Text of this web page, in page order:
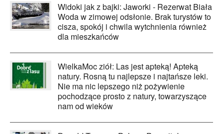
Widoki jak z bajki: Jaworki - Rezerwat Biała
Woda w zimowej odsłonie. Brak turystów to
cisza, spokój i chwila wytchnienia również
dla mieszkańców
WielkaMoc ziół: Las jest apteką! Apteką
natury. Rosną tu najlepsze i najtańsze leki.
Nie ma nic lepszego niż pożywienie
pochodzące prosto z natury, towarzyszące
nam od wieków